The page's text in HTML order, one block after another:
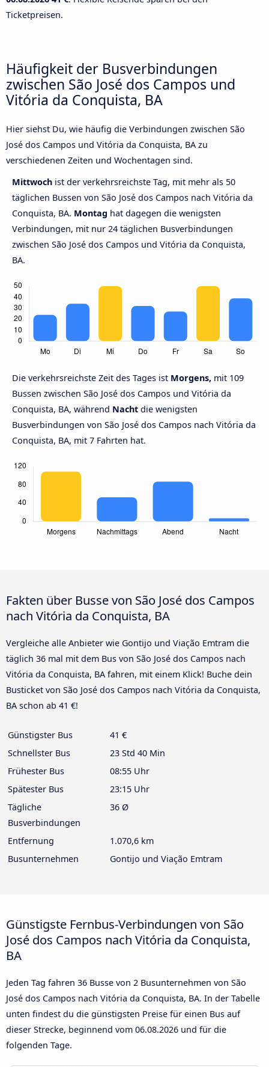
Ticketpreisen.
Häufigkeit der Busverbindungen
zwischen São José dos Campos und
Vitória da Conquista, BA
Hier siehst Du, wie häufig die Verbindungen zwischen São
José dos Campos und Vitória da Conquista, BA zu
verschiedenen Zeiten und Wochentagen sind.
Mittwoch ist der verkehrsreichste Tag, mit mehr als 50
täglichen Bussen von São José dos Campos nach Vitória da
Conquista, BA. Montag hat dagegen die wenigsten
Verbindungen, mit nur 24 täglichen Busverbindungen
zwischen São José dos Campos und Vitória da Conquista,
BA.
Die verkehrsreichste Zeit des Tages ist Morgens, mit 109
Bussen zwischen São José dos Campos und Vitória da
Conquista, BA, während Nacht die wenigsten
Busverbindungen von São José dos Campos nach Vitória da
Conquista, BA, mit 7 Fahrten hat.
Fakten über Busse von São José dos Campos
nach Vitória da Conquista, BA
Vergleiche alle Anbieter wie Gontijo und Viação Emtram die
täglich 36 mal mit dem Bus von São José dos Campos nach
Vitória da Conquista, BA fahren, mit einem Klick! Buche dein
Busticket von São José dos Campos nach Vitória da Conquista,
BA schon ab 41 €!
Günstigster Bus
41 €
Schnellster Bus
23 Std 40 Min
Frühester Bus
08:55 Uhr
Spätester Bus
23:15 Uhr
Tägliche
Busverbindungen
36 Ø
Entfernung
1.070,6 km
Busunternehmen
Gontijo und Viação Emtram
Günstigste Fernbus-Verbindungen von São
José dos Campos nach Vitória da Conquista,
BA
Jeden Tag fahren 36 Busse von 2 Busunternehmen von São
José dos Campos nach Vitória da Conquista, BA. In der Tabelle
unten findest du die günstigsten Preise für einen Bus auf
dieser Strecke, beginnend vom 06.08.2026 und für die
folgenden Tage.